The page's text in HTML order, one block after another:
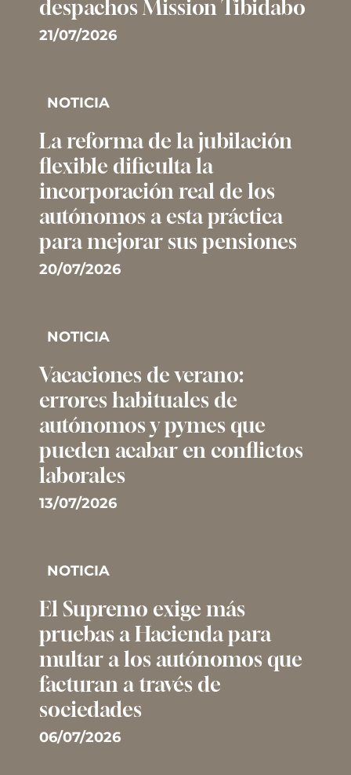
despachos Mission Tibidabo
21/07/2026
NOTICIA
La reforma de la jubilación
flexible dificulta la
incorporación real de los
autónomos a esta práctica
para mejorar sus pensiones
20/07/2026
NOTICIA
Vacaciones de verano:
errores habituales de
autónomos y pymes que
pueden acabar en conflictos
laborales
13/07/2026
NOTICIA
El Supremo exige más
pruebas a Hacienda para
multar a los autónomos que
facturan a través de
sociedades
06/07/2026